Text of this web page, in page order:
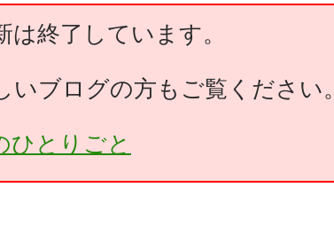
終了しています。
いブログの方もご覧ください。
ひとりごと